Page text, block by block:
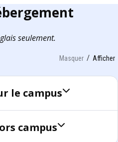
seulement.
Masquer Afficher
le campus
campus